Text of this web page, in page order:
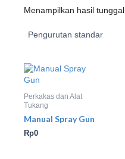
Menampilkan hasil tunggal
Perkakas dan Alat
Tukang
Manual Spray Gun
Rp0